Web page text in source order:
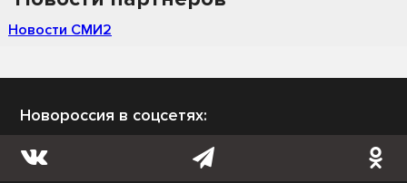
Новости СМИ2
Новороссия в соцсетях: